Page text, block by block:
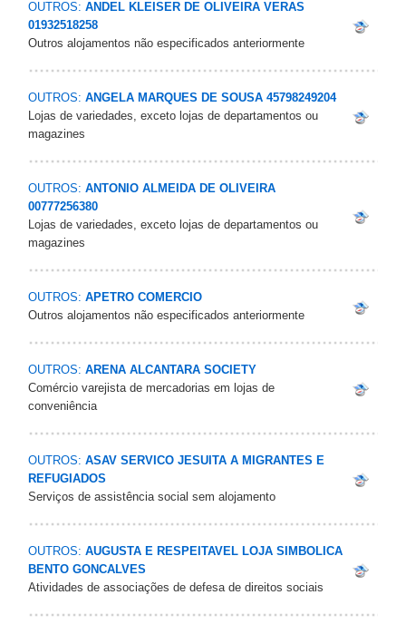
OUTROS: ANDEL KLEISER DE OLIVEIRA VERAS
01932518258
Outros alojamentos não especificados anteriormente
OUTROS: ANGELA MARQUES DE SOUSA 45798249204
Lojas de variedades, exceto lojas de departamentos ou
magazines
OUTROS: ANTONIO ALMEIDA DE OLIVEIRA
00777256380
Lojas de variedades, exceto lojas de departamentos ou
magazines
OUTROS: APETRO COMERCIO
Outros alojamentos não especificados anteriormente
OUTROS: ARENA ALCANTARA SOCIETY
Comércio varejista de mercadorias em lojas de
conveniência
OUTROS: ASAV SERVICO JESUITA A MIGRANTES E
REFUGIADOS
Serviços de assistência social sem alojamento
OUTROS: AUGUSTA E RESPEITAVEL LOJA SIMBOLICA
BENTO GONCALVES
Atividades de associações de defesa de direitos sociais